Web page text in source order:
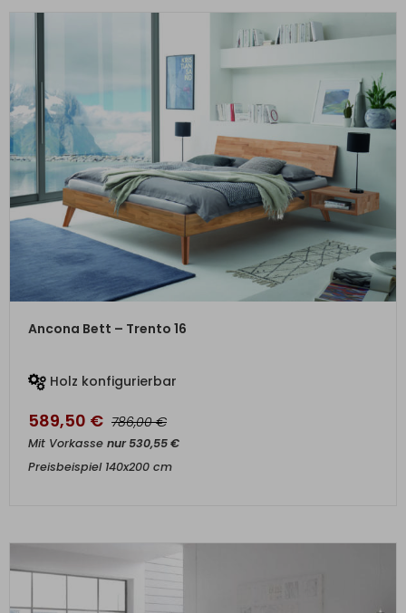
Ancona Bett – Trento 16
Holz konfigurierbar
589,50 € 786,00€
Mit Vorkasse nur530,55€
Preisbeispiel 140x200 cm